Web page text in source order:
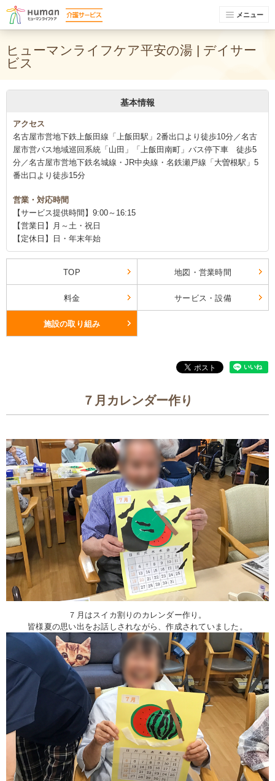
メニュー
ヒューマンライフケア平安の湯 | デイサー
ビス
基本情報
アクセス
名古屋市営地下鉄上飯田線「上飯田駅」2番出口より徒歩10分／名古
屋市営バス地域巡回系統「山田」「上飯田南町」バス停下車 徒歩5
分／名古屋市営地下鉄名城線・JR中央線・名鉄瀬戸線「大曽根駅」5
番出口より徒歩15分
営業・対応時間
【サービス提供時間】9:00～16:15
【営業日】月～土・祝日
【定休日】日・年末年始
TOP 地図・営業時間
料金 サービス・設備
施設の取り組み
７月カレンダー作り
７月はスイカ割りのカレンダー作り。
皆様夏の思い出をお話しされながら、作成されていました。